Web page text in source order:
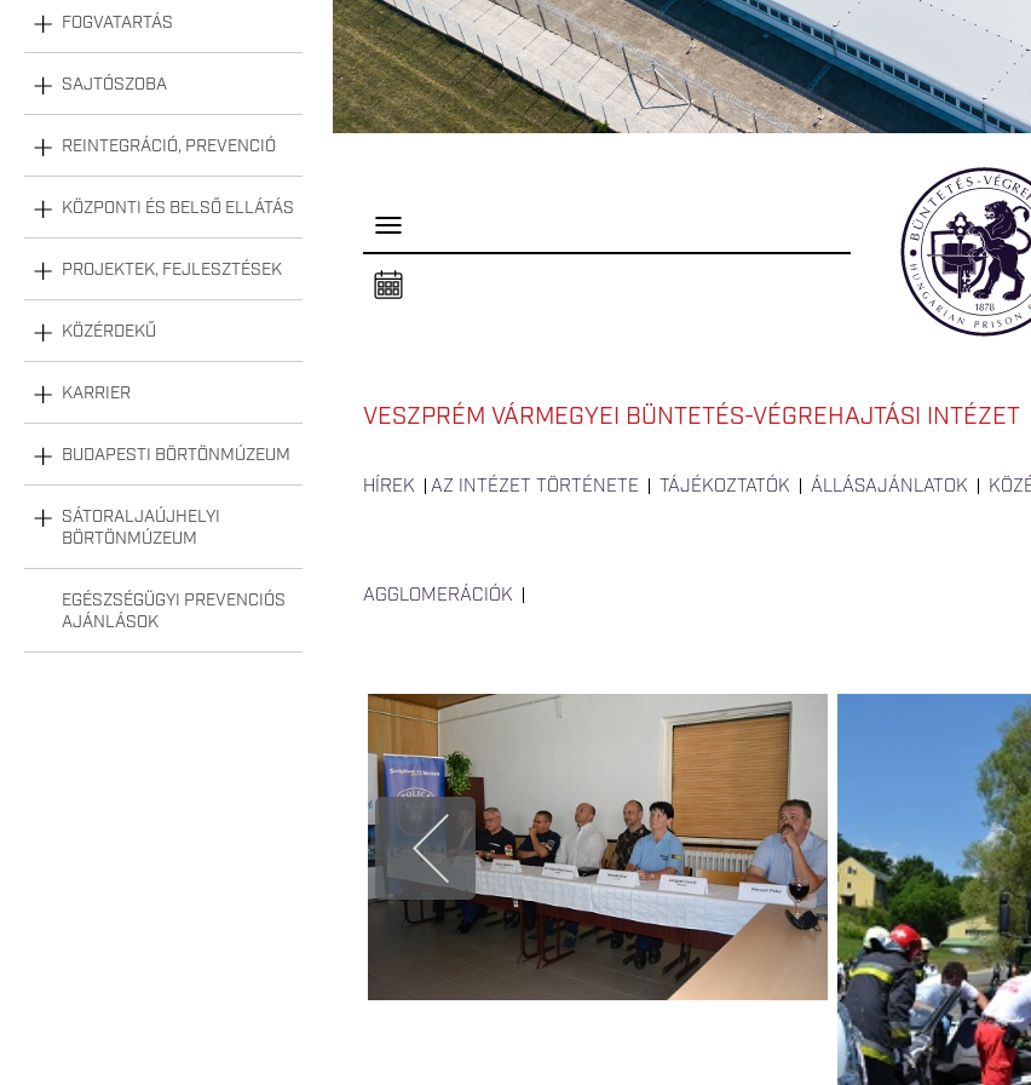
FOGVATARTÁS
SAJTÓSZOBA
REINTEGRÁCIÓ, PREVENCIÓ
KÖZPONTI ÉS BELSŐ ELLÁTÁS
PROJEKTEK, FEJLESZTÉSEK
KÖZÉRDEKŰ
KARRIER
BUDAPESTI BÖRTÖNMÚZEUM
SÁTORALJAÚJHELYI
BÖRTÖNMÚZEUM
EGÉSZSÉGÜGYI PREVENCIÓS
AJÁNLÁSOK
P
e
l
s
a
VESZPRÉM VÁRMEGYEI BÜNTETÉS-VÉGREHAJTÁSI INTÉZET
HÍREK AZ INTÉZET TÖRTÉNETE TÁJÉKOZTATÓK ÁLLÁSAJÁNLATOK
AGGLOMERÁCIÓK